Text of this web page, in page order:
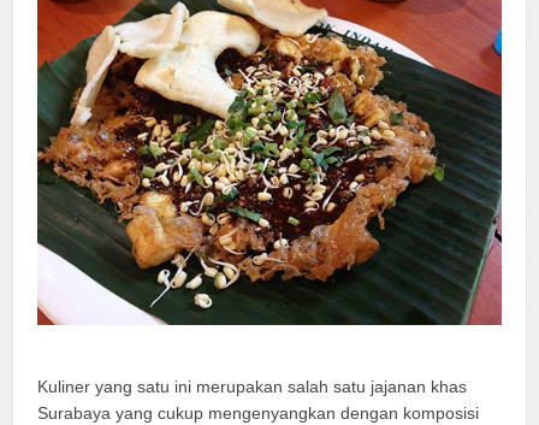
Kuliner yang satu ini merupakan salah satu jajanan khas
Surabaya yang cukup mengenyangkan dengan komposisi